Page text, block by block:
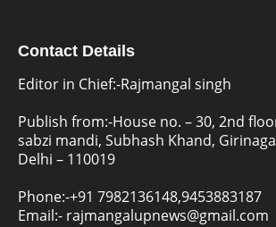
Contact Details
Editor in Chief:-Rajmangal singh
Publish from:-House no. – 30, 2nd
sabzi mandi, Subhash Khand,
Delhi – 110019
Phone:-+91 7982136148,9453883187
Email:- rajmangalupnews@gmail.com